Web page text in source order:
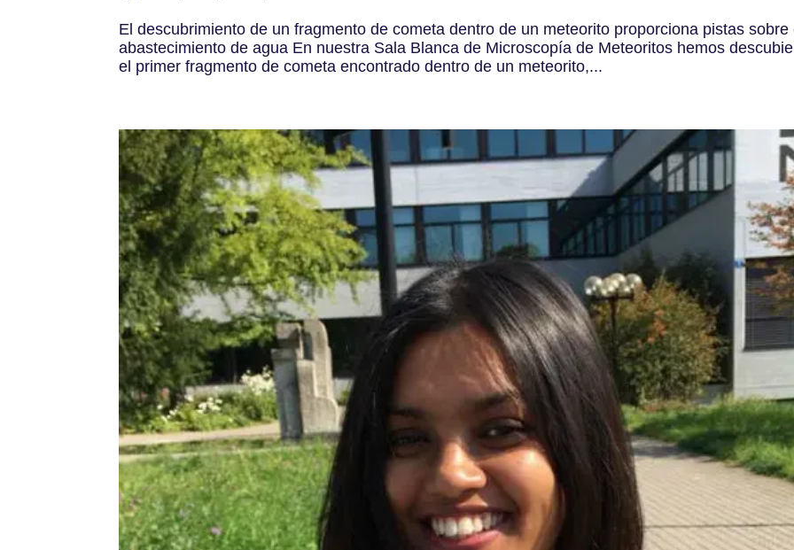
El descubrimiento de un fragmento de cometa dentro de un meteorito proporciona pistas sobre
abastecimiento de agua En nuestra Sala Blanca de Microscopía de Meteoritos hemos
el primer fragmento de cometa encontrado dentro de un meteorito,...